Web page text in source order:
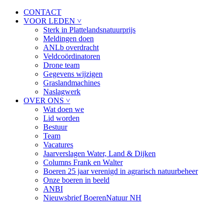
CONTACT
VOOR LEDEN ˅
Sterk in Plattelandsnatuurprijs
Meldingen doen
ANLb overdracht
Veldcoördinatoren
Drone team
Gegevens wijzigen
Graslandmachines
Naslagwerk
OVER ONS ˅
Wat doen we
Lid worden
Bestuur
Team
Vacatures
Jaarverslagen Water, Land & Dijken
Columns Frank en Walter
Boeren 25 jaar verenigd in agrarisch natuurbeheer
Onze boeren in beeld
ANBI
Nieuwsbrief BoerenNatuur NH